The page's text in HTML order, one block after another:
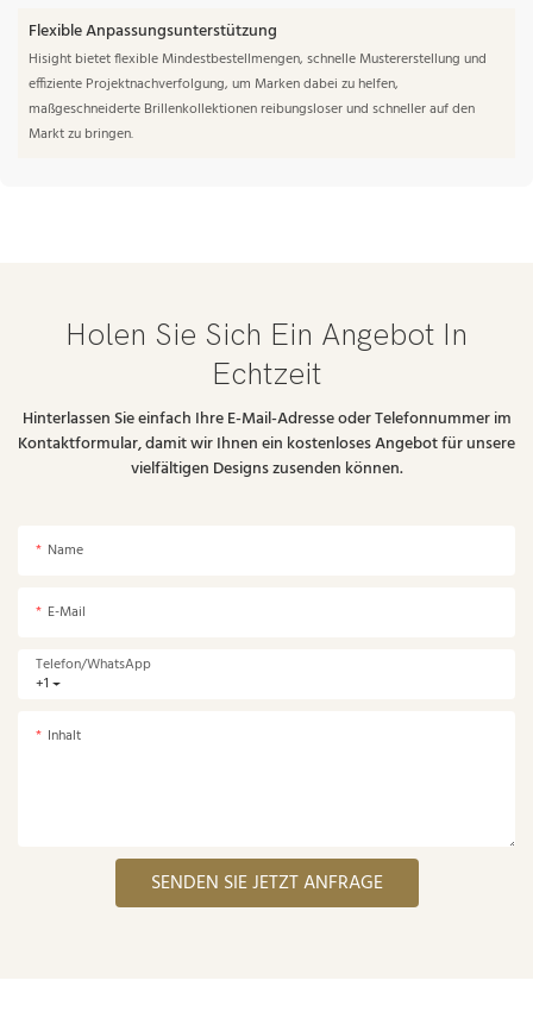
Flexible Anpassungsunterstützung
Hisight bietet flexible Mindestbestellmengen, schnelle Mustererstellung und
effiziente Projektnachverfolgung, um Marken dabei zu helfen,
maßgeschneiderte Brillenkollektionen reibungsloser und schneller auf den
Markt zu bringen.
Holen Sie Sich Ein Angebot In
Echtzeit
Hinterlassen Sie einfach Ihre E-Mail-Adresse oder Telefonnummer im
Kontaktformular, damit wir Ihnen ein kostenloses Angebot für unsere
vielfältigen Designs zusenden können.
Name
E-Mail
+1
Telefon/WhatsApp
Inhalt
SENDEN SIE JETZT ANFRAGE